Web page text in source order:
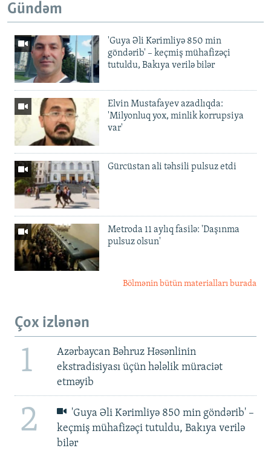
Gündəm
'Guya Əli Kərimliyə 850 min
göndərib' – keçmiş mühafizəçi
tutuldu, Bakıya verilə bilər
Elvin Mustafayev azadlıqda:
'Milyonluq yox, minlik korrupsiya
var'
Gürcüstan ali təhsili pulsuz etdi
Metroda 11 aylıq fasilə: 'Daşınma
pulsuz olsun'
Bölmənin bütün materialları burada
Çox izlənən
1
Azərbaycan Bəhruz Həsənlinin
ekstradisiyası üçün hələlik müraciət
etməyib
2
'Guya Əli Kərimliyə 850 min göndərib' –
keçmiş mühafizəçi tutuldu, Bakıya verilə
bilər